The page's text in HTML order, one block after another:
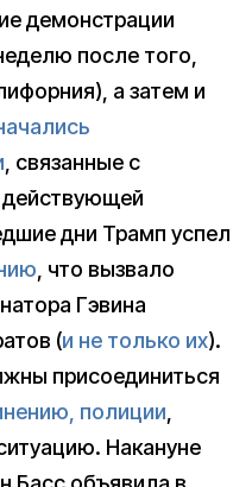
демонстрации
после того,
а затем и
, связанные с
действующей
дни Трамп успел
, что вызвало
Гэвина
(и не только их).
присоединиться
полиции,
Накануне